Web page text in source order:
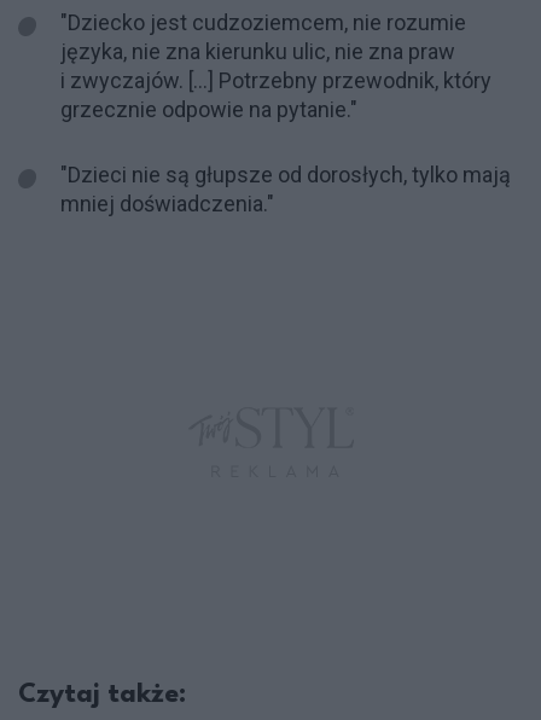
"Dziecko jest cudzoziemcem, nie rozumie
języka, nie zna kierunku ulic, nie zna praw
i zwyczajów. […] Potrzebny przewodnik, który
grzecznie odpowie na pytanie."
"Dzieci nie są głupsze od dorosłych, tylko mają
mniej doświadczenia."
Czytaj także: